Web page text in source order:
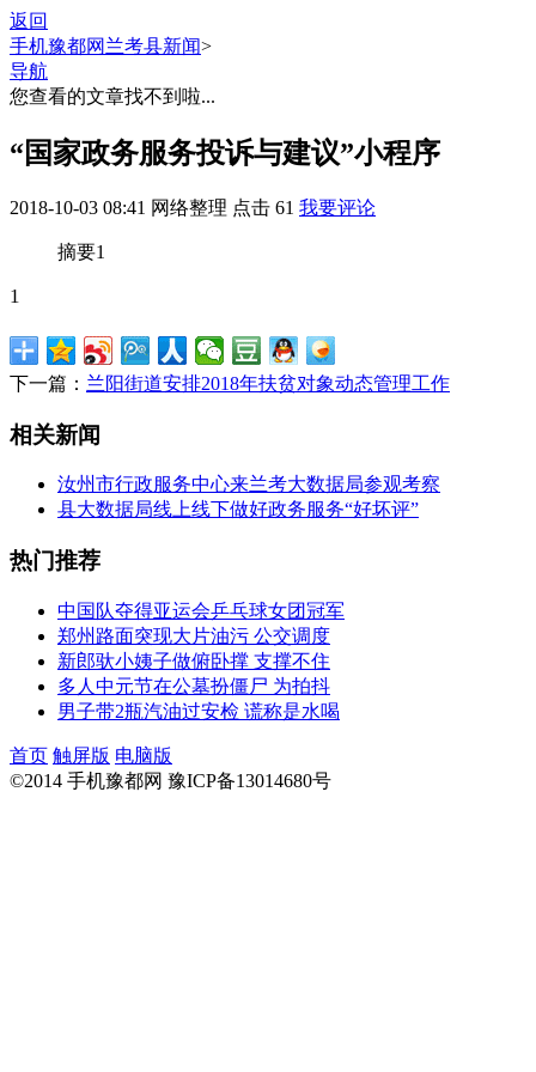
返回
手机豫都网 兰考县新闻>
导航
您查看的文章找不到啦...
“国家政务服务投诉与建议”小程序
2018-10-03 08:41 网络整理 点击 61 我要评论
摘要1
1
下一篇： 兰阳街道安排2018年扶贫对象动态管理工作
相关新闻
汝州市行政服务中心来兰考大数据局参观考察
县大数据局线上线下做好政务服务“好坏评”
热门推荐
中国队夺得亚运会乒乓球女团冠军
郑州路面突现大片油污 公交调度
新郎驮小姨子做俯卧撑 支撑不住
多人中元节在公墓扮僵尸 为拍抖
男子带2瓶汽油过安检 谎称是水喝
首页 触屏版 电脑版
©2014 手机豫都网 豫ICP备13014680号